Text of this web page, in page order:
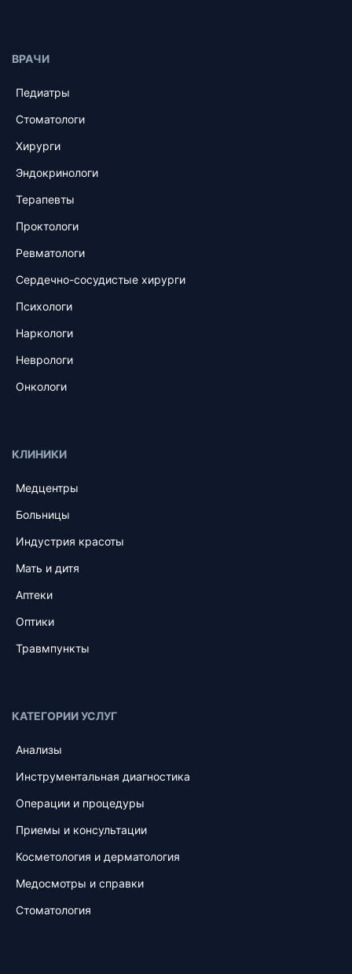
ВРАЧИ
Педиатры
Стоматологи
Хирурги
Эндокринологи
Терапевты
Проктологи
Ревматологи
Сердечно-сосудистые хирурги
Психологи
Наркологи
Неврологи
Онкологи
КЛИНИКИ
Медцентры
Больницы
Индустрия красоты
Мать и дитя
Аптеки
Оптики
Травмпункты
КАТЕГОРИИ УСЛУГ
Анализы
Инструментальная диагностика
Операции и процедуры
Приемы и консультации
Косметология и дерматология
Медосмотры и справки
Стоматология